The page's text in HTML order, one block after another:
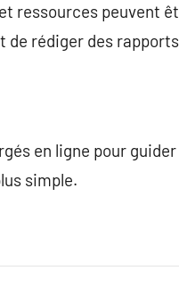
ressources peuvent
de rédiger des
en ligne pour
simple.